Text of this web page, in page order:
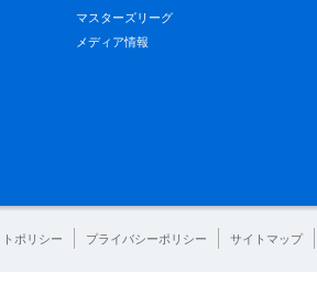
マスターズリーグ
メディア情報
ポリシー プライバシーポリシー サイトマップ